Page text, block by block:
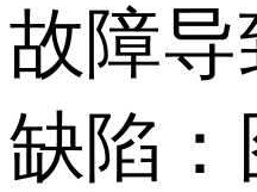
故障导
缺陷